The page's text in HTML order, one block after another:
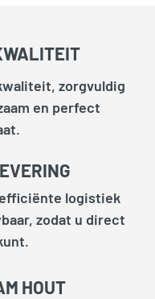
zorgvuldig
en perfect
logistiek
zodat u direct
HOUT